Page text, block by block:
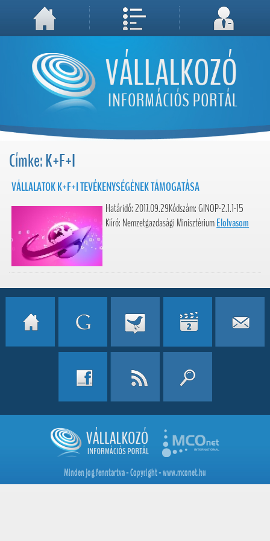
A weboldal használatával Ön elfogadja, hogy Cookie-kat (sütiket) tároljunk számítógépén. A sütik a weboldal megfelelő működéséhez
Megértettem, folytatás...
Címke: K+F+I
VÁLLALATOK K+F+I TEVÉKENYSÉGÉNEK TÁMOGATÁSA
Határidő: 2017.09.29Kódszám: GINOP-2.1.1-15
Kiíró: Nemzetgazdasági MinisztériumElolvasom
Minden jog fenntartva - Copyright - www.mconet.hu